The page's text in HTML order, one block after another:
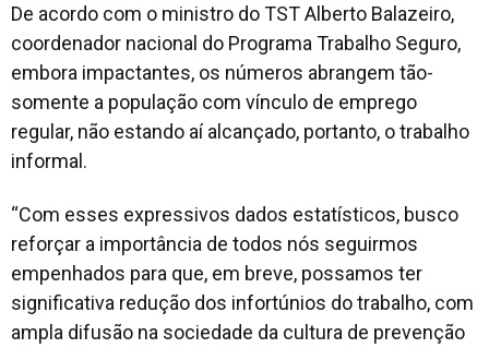
De acordo com o ministro do TST Alberto Balazeiro,
coordenador nacional do Programa Trabalho Seguro,
embora impactantes, os números abrangem tão-
somente a população com vínculo de emprego
regular, não estando aí alcançado, portanto, o trabalho
informal.
“Com esses expressivos dados estatísticos, busco
reforçar a importância de todos nós seguirmos
empenhados para que, em breve, possamos ter
significativa redução dos infortúnios do trabalho, com
ampla difusão na sociedade da cultura de prevenção